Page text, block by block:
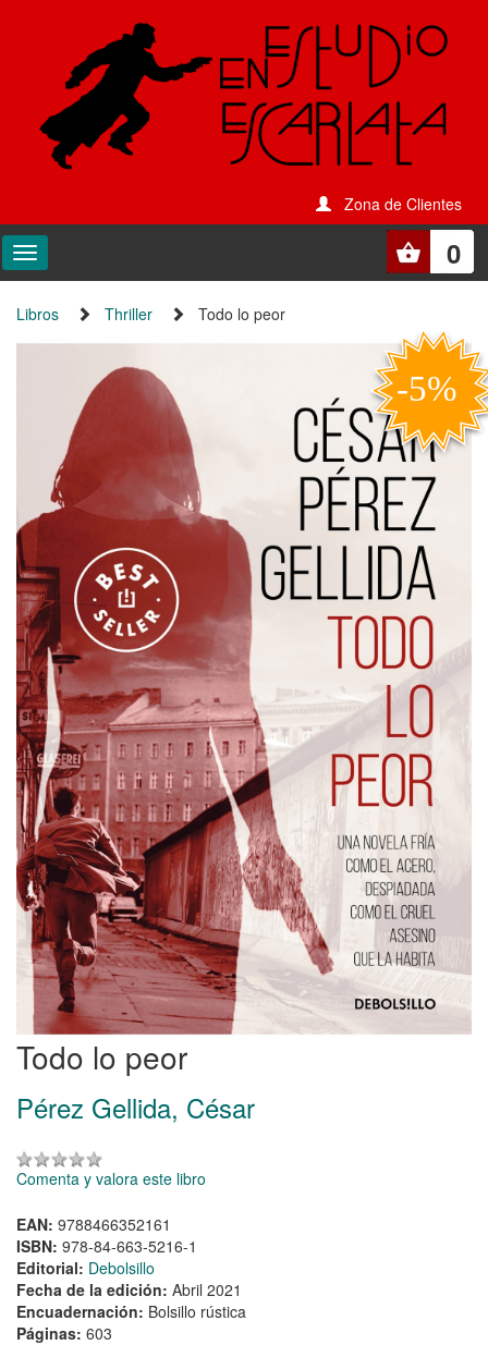
Zona de Clientes
0
Libros Thriller Todo lo peor
Todo lo peor
Pérez Gellida, César
Comenta y valora este libro
EAN: 9788466352161
ISBN: 978-84-663-5216-1
Editorial: Debolsillo
Fecha de la edición: Abril 2021
Encuadernación: Bolsillo rústica
Páginas: 603